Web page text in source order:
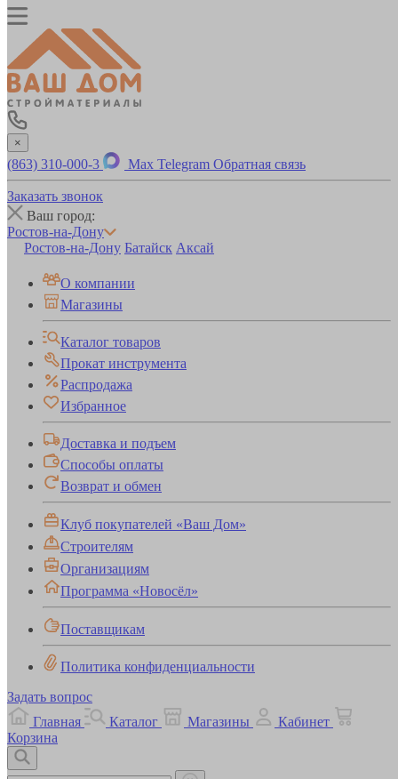
×
(863) 310-000-3 Max Telegram Обратная связь
Заказать звонок
Ваш город:
Ростов-на-Дону
Ростов-на-Дону Батайск Аксай
О компании
Магазины
Каталог товаров
Прокат инструмента
Распродажа
Избранное
Доставка и подъем
Способы оплаты
Возврат и обмен
Клуб покупателей «Ваш Дом»
Строителям
Организациям
Программа «Новосёл»
Поставщикам
Политика конфиденциальности
Задать вопрос
Главная
Каталог Магазины
Кабинет
Корзина